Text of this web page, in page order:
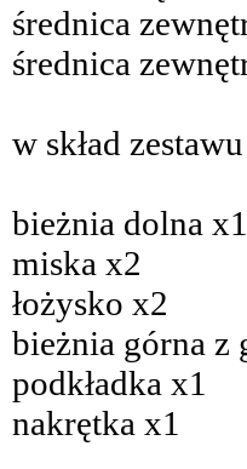
średnica
średnica
w skład
bieżnia dolna x1
miska x2
łożysko x2
bieżnia górna z
podkładka x1
nakrętka x1